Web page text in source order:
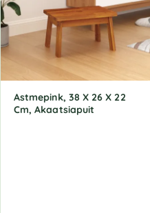
Astmepink, 38 X 26 X 22
Cm, Akaatsiapuit